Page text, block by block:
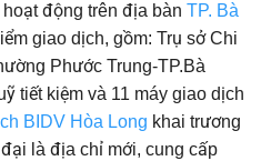
động trên địa bàn TP. Bà
giao dịch, gồm: Trụ sở Chi
Phước Trung-TP.Bà
tiết kiệm và 11 máy giao dịch
BIDV Hòa Long khai trương
là địa chỉ mới, cung cấp